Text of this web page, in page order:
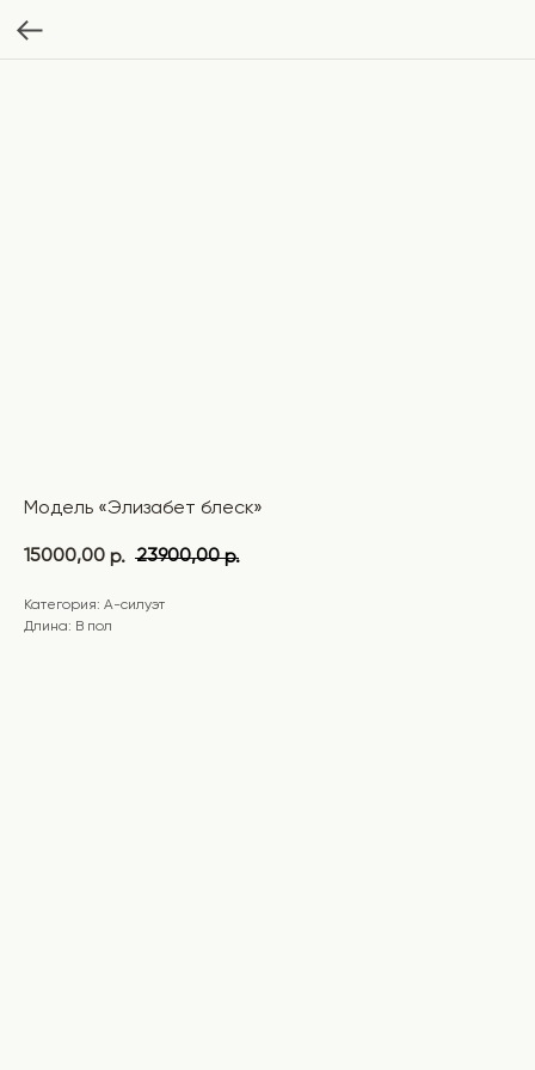
Модель «Элизабет блеск»
15000,00 р. 23900,00 р.
Категория: А-силуэт
Длина: В пол